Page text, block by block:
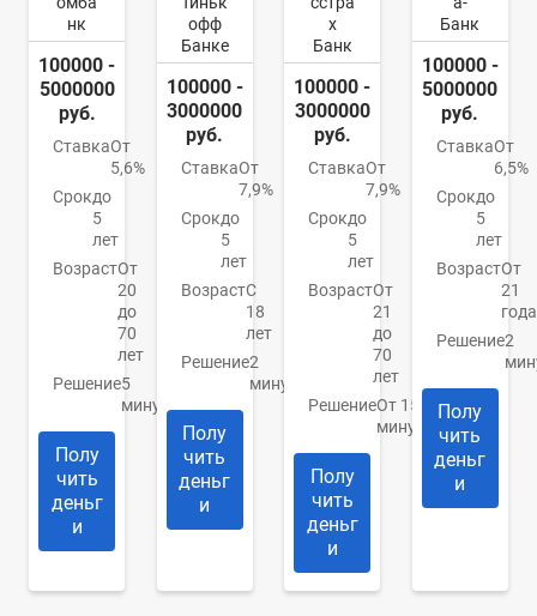
нк
100000 -
5000000
руб.
СтавкаОт
5,6%
Срокдо
5
лет
ВозрастОт
20
до
70
лет
Решение5
минут
Полу
чить
деньг
и
офф
Банке
100000 -
3000000
руб.
СтавкаОт
7,9%
Срокдо
5
лет
ВозрастС
18
лет
Решение2
минуты
Полу
чить
деньг
и
х
Банк
100000 -
3000000
руб.
СтавкаОт
7,9%
Срокдо
5
лет
ВозрастОт
21
до
70
лет
РешениеОт 15
минут
Полу
чить
деньг
и
Банк
100000 -
5000000
руб.
СтавкаОт
6,5%
Срокдо
5
лет
ВозрастОт
21
года
Решение2
Полу
чить
деньг
и